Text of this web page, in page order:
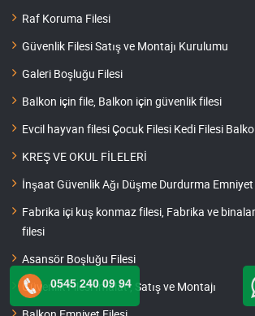
Raf Koruma Filesi
Güvenlik Filesi Satış ve Montajı Kurulumu
Galeri Boşluğu Filesi
Balkon için file, Balkon için güvenlik filesi
Evcil hayvan filesi Çocuk Filesi Kedi Filesi
KREŞ VE OKUL FİLELERİ
İnşaat Güvenlik Ağı Düşme Durdurma
Fabrika içi kuş konmaz filesi, Fabrika ve
filesi
Asansör Boşluğu Filesi
Güvenlik Filesi İmalat , Satış ve Montajı
0545 240 09 94